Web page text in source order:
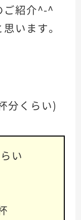
ご紹介^-^
います。
分くらい)
い